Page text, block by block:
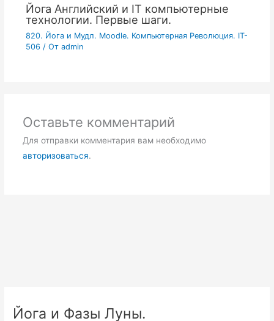
Йога Английский и IT компьютерные
технологии. Первые шаги.
820. Йога и Мудл. Moodle. Компьютерная Революция. IT-
506 / От admin
Оставьте комментарий
Для отправки комментария вам необходимо
авторизоваться.
Йога и Фазы Луны.